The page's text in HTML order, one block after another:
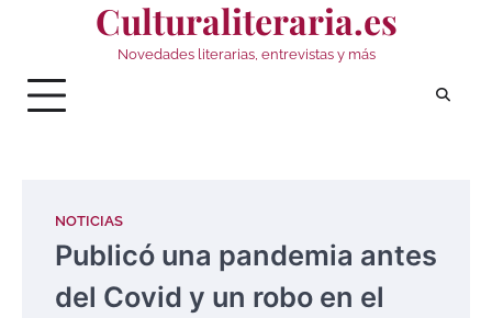
Culturaliteraria.es
Novedades literarias, entrevistas y más
NOTICIAS
Publicó una pandemia antes
del Covid y un robo en el